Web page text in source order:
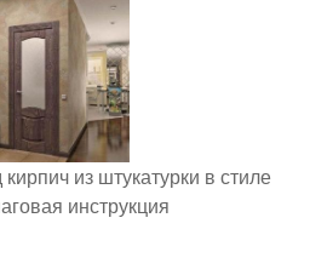
из штукатурки в стиле
инструкция